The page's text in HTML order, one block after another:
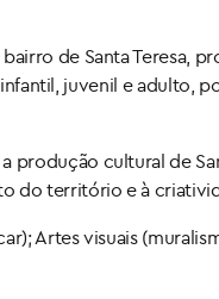
de Santa Teresa,
juvenil e adulto,
cultural de
do território e à
Artes visuais